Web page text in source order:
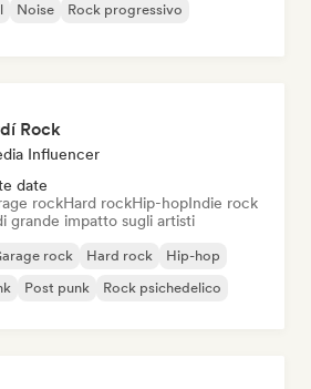
Noise
Rock progressivo
Rock
Influencer
date
rockHard rockHip-hopIndie rock
grande impatto sugli artisti
rock Hard rock
Hip-hop
Post punk Rock psichedelico